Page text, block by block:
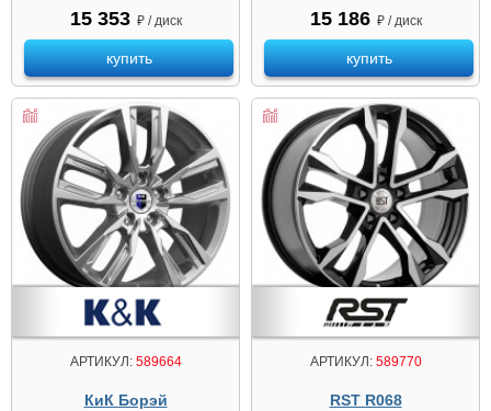
15 353 ₽ / диск
купить
15 186 ₽ / диск
купить
АРТИКУЛ:589664
КиК Борэй
АРТИКУЛ:589770
RST R068